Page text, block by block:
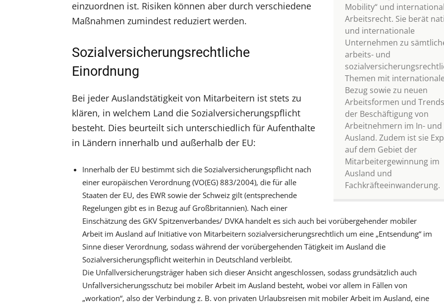
Mobility“ und
Arbeitsrecht. Sie berät
und internationale
Unternehmen zu
arbeits- und
Themen mit
Bezug sowie zu neuen
Arbeitsformen und
der Beschäftigung von
Arbeitnehmern im In- und
Ausland. Zudem ist sie
auf dem Gebiet der
Mitarbeitergewinnung im
Ausland und
Fachkräfteeinwanderung.
einzuordnen ist. Risiken können aber durch verschiedene
Maßnahmen zumindest reduziert werden.
Sozialversicherungsrechtliche
Einordnung
Bei jeder Auslandstätigkeit von Mitarbeitern ist stets zu
klären, in welchem Land die Sozialversicherungspflicht
besteht. Dies beurteilt sich unterschiedlich für Aufenthalte
in Ländern innerhalb und außerhalb der EU:
Innerhalb der EU bestimmt sich die Sozialversicherungspflicht nach
einer europäischen Verordnung (VO(EG) 883/2004), die für alle
Staaten der EU, des EWR sowie der Schweiz gilt (entsprechende
Regelungen gibt es in Bezug auf Großbritannien). Nach einer
Einschätzung des GKV Spitzenverbandes/ DVKA handelt es sich auch bei vorübergehender mobiler
Arbeit im Ausland auf Initiative von Mitarbeitern sozialversicherungsrechtlich um eine „Entsendung“ im
Sinne dieser Verordnung, sodass während der vorübergehenden Tätigkeit im Ausland die
Sozialversicherungspflicht weiterhin in Deutschland verbleibt.
Die Unfallversicherungsträger haben sich dieser Ansicht angeschlossen, sodass grundsätzlich auch
Unfallversicherungsschutz bei mobiler Arbeit im Ausland besteht, wobei vor allem in Fällen von
„workation“, also der Verbindung z. B. von privaten Urlaubsreisen mit mobiler Arbeit im Ausland, eine